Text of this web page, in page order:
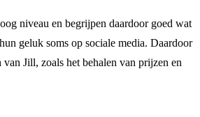
niveau en begrijpen daardoor goed wat
geluk soms op sociale media. Daardoor
Jill, zoals het behalen van prijzen en